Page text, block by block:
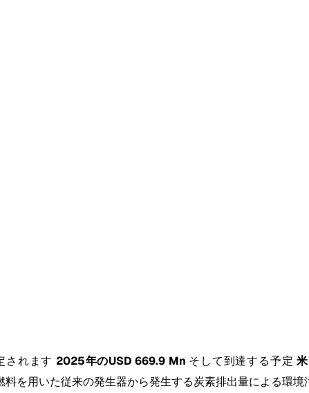
されます 2025年のUSD 669.9 Mn そして到達する予定
を用いた従来の発生器から発生する炭素排出量による環境